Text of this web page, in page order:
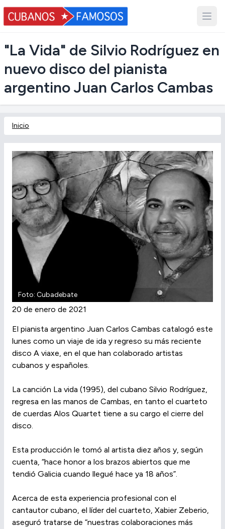
"La Vida" de Silvio Rodríguez en
nuevo disco del pianista
argentino Juan Carlos Cambas
Inicio
Foto: Cubadebate
20 de enero de 2021
El pianista argentino Juan Carlos Cambas catalogó este
lunes como un viaje de ida y regreso su más reciente
disco A viaxe, en el que han colaborado artistas
cubanos y españoles.
La canción La vida (1995), del cubano Silvio Rodríguez,
regresa en las manos de Cambas, en tanto el cuarteto
de cuerdas Alos Quartet tiene a su cargo el cierre del
disco.
Esta producción le tomó al artista diez años y, según
cuenta, “hace honor a los brazos abiertos que me
tendió Galicia cuando llegué hace ya 18 años”.
Acerca de esta experiencia profesional con el
cantautor cubano, el líder del cuarteto, Xabier Zeberio,
aseguró tratarse de “nuestras colaboraciones más